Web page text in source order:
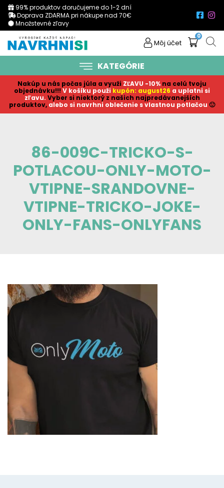
99% produktov doručujeme do 1-2 dní
Doprava ZDARMA pri nákupe nad 70€
Množstevné zľavy
Môj účet
0
KATEGÓRIE
Nakúp u nás počas júla a využi ZĽAVU -10% na celú tvoju
objednávku!!! V košíku použi kupón: august26 a uplatni si
zľavu. Vyber si niektorý z našich najpredávanejších
produktov, alebo si navrhni oblečenie s vlastnou potlačou 🙂
86-009C-TRICKO-S-
POTLACOU-ONLY-MOTO-
VTIPNE-SRANDOVNE-
VTIPNE-TRICKO-JOKE-
ONLY-FANS-ONLYFANS